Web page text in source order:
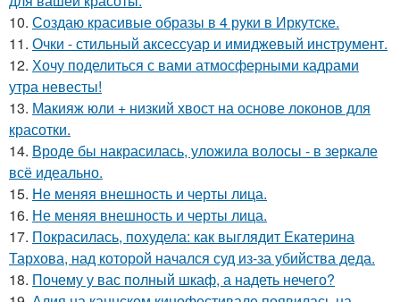
10. Создаю красивые образы в 4 руки в Иркутске.
11. Очки - стильный аксессуар и имиджевый инструмент.
12. Хочу поделиться с вами атмосферными кадрами
утра невесты!
13. Макияж юли + низкий хвост на основе локонов для
красотки.
14. Вроде бы накрасилась, уложила волосы - в зеркале
всё идеально.
15. Не меняя внешность и черты лица.
16. Не меняя внешность и черты лица.
17. Покрасилась, похудела: как выглядит Екатерина
Тархова, над которой начался суд из-за убийства деда.
18. Почему у вас полный шкаф, а надеть нечего?